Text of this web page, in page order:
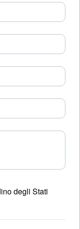
degli Stati